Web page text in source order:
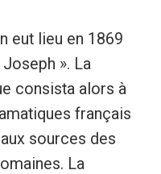
eut lieu en 1869
». La
consista alors à
français
sources des
La